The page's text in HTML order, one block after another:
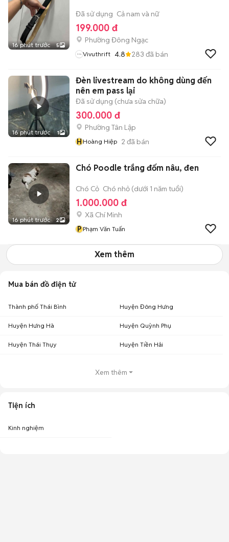
16 phút trước 5
Đã sử dụng Cả nam và nữ
199.000 đ
Phường Đông Ngạc
Vivuthrift 4.8 283 đã bán
16 phút trước 1
Đèn livestream do không dùng đến
nên em pass lại
Đã sử dụng (chưa sửa chữa)
300.000 đ
Phường Tân Lập
HHoàng Hiệp 2 đã bán
16 phút trước 2
Chó Poodle trắng đốm nâu, đen
Chó Cỏ Chó nhỏ (dưới 1 năm tuổi)
1.000.000 đ
Xã Chí Minh
P Phạm Văn Tuấn
Xem thêm
Mua bán đồ điện tử
Thành phố Thái Bình Huyện Đông Hưng
Huyện Hưng Hà Huyện Quỳnh Phụ
Huyện Thái Thụy Huyện Tiền Hải
Xem thêm
Tiện ích
Kinh nghiệm